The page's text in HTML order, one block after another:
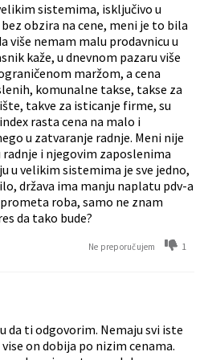
sistemima, isključivo u
obzira na cene, meni je to bila
više nemam malu prodavnicu u
kaže, u dnevnom pazaru više
maržom, a cena
komunalne takse, takse za
takve za isticanje firme, su
rasta cena na malo i
u zatvaranje radnje. Meni nije
i njegovim zaposlenima
u velikim sistemima je sve jedno,
država ima manju naplatu pdv-a
roba, samo ne znam
da tako bude?
Ne preporučujem 1
da ti odgovorim. Nemaju svi iste
on dobija po nizim cenama.